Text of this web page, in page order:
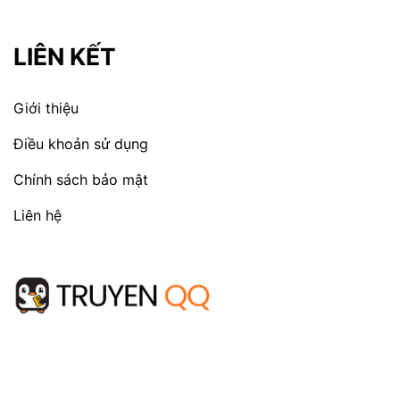
LIÊN KẾT
Giới thiệu
Điều khoản sử dụng
Chính sách bảo mật
Liên hệ